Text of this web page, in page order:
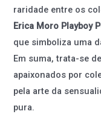
raridade entre os
Erica Moro Playboy
que simboliza uma
Em suma, trata-se
apaixonados por
pela arte da
pura.